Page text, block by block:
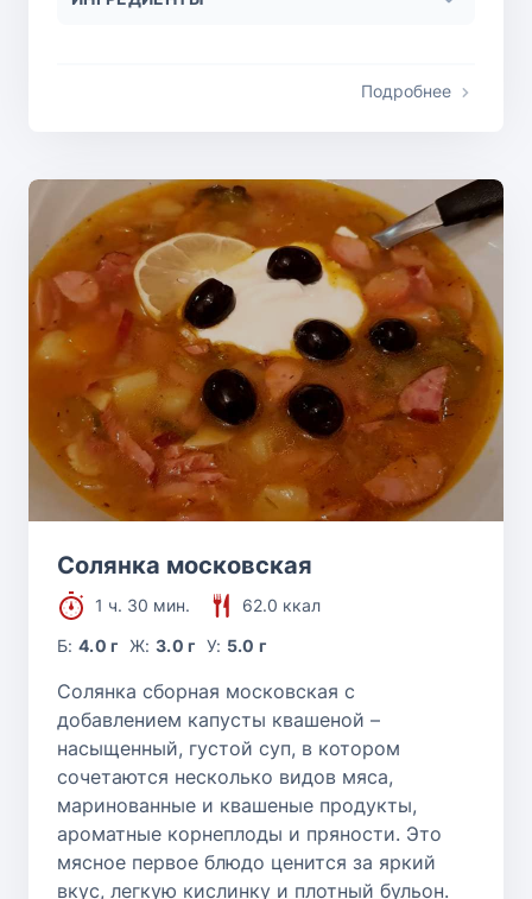
Подробнее
Солянка московская
1 ч. 30 мин.
62.0 ккал
Б:4.0 г Ж: 3.0 г У: 5.0 г
Солянка сборная московская с
добавлением капусты квашеной –
насыщенный, густой суп, в котором
сочетаются несколько видов мяса,
маринованные и квашеные продукты,
ароматные корнеплоды и пряности. Это
мясное первое блюдо ценится за яркий
вкус, легкую кислинку и плотный бульон.